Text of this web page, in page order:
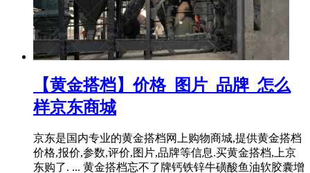
【黄金搭档】价格_图片_品牌_怎么
样京东商城
京东是国内专业的黄金搭档网上购物商城,提供黄金搭档
价格,报价,参数,评价,图片,品牌等信息.买黄金搭档,上京
东购了. ... 黄金搭档忘不了牌钙铁锌牛磺酸鱼油软胶囊增